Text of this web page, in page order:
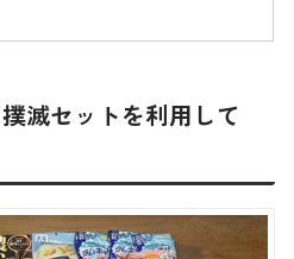
滅セットを利用して